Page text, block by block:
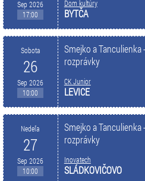
Sep 2026
17:00
Dom kultúry
BYTČA
Sobota
26
Sep 2026
10:00
Smejko a Tanculienka
rozprávky
CK Junior
LEVICE
Nedeľa
27
Sep 2026
10:00
Smejko a Tanculienka
rozprávky
Inovatech
SLÁDKOVIČOVO